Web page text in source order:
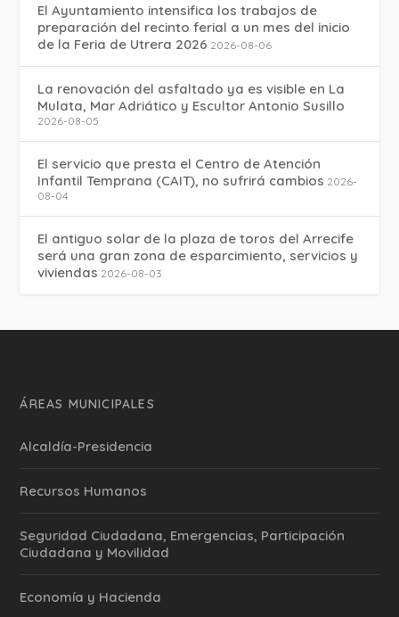
El Ayuntamiento intensifica los trabajos de
preparación del recinto ferial a un mes del inicio
de la Feria de Utrera 2026 2026-08-06
La renovación del asfaltado ya es visible en La
Mulata, Mar Adriático y Escultor Antonio Susillo
2026-08-05
El servicio que presta el Centro de Atención
Infantil Temprana (CAIT), no sufrirá cambios 2026-
08-04
El antiguo solar de la plaza de toros del Arrecife
será una gran zona de esparcimiento, servicios y
viviendas 2026-08-03
ÁREAS MUNICIPALES
Alcaldía-Presidencia
Recursos Humanos
Seguridad Ciudadana, Emergencias, Participación
Ciudadana y Movilidad
Economía y Hacienda